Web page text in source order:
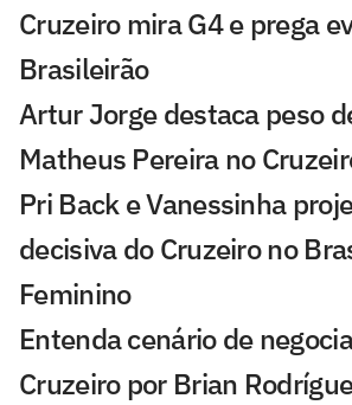
Cruzeiro mira G4 e prega
Brasileirão
Artur Jorge destaca peso
Matheus Pereira no
Pri Back e Vanessinha
decisiva do Cruzeiro no
Feminino
Entenda cenário de
Cruzeiro por Brian